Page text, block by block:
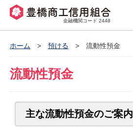
金融機関コード 2448
ホーム 預ける 流動性預金
流動性預金
主な流動性預金のご案内